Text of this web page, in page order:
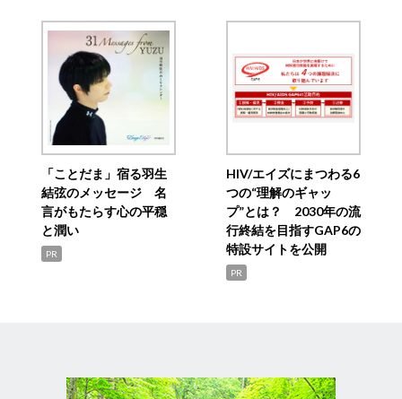
「ことだま」宿る羽生
結弦のメッセージ 名
言がもたらす心の平穏
と潤い
PR
HIV/エイズにまつわる6
つの“理解のギャッ
プ”とは？ 2030年の流
行終結を目指すGAP6の
特設サイトを公開
PR